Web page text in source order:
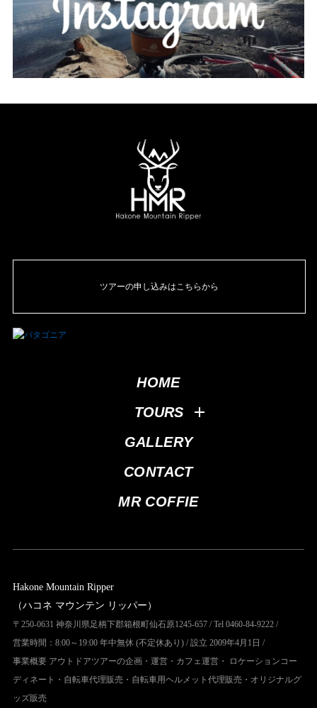
ツアーの申し込みはこちらから
HOME
TOURS
GALLERY
CONTACT
MR COFFIE
Hakone Mountain Ripper
（ハコネ マウンテン リッパー）
〒250-0631 神奈川県足柄下郡箱根町仙石原1245-657 / Tel 0460-84-9222 /
営業時間：8:00～19:00 年中無休 (不定休あり) / 設立 2009年4月1日 /
事業概要 アウトドアツアーの企画・運営・カフェ運営・ ロケーションコー
ディネート・自転車代理販売・自転車用ヘルメット代理販売・オリジナルグ
ッズ販売